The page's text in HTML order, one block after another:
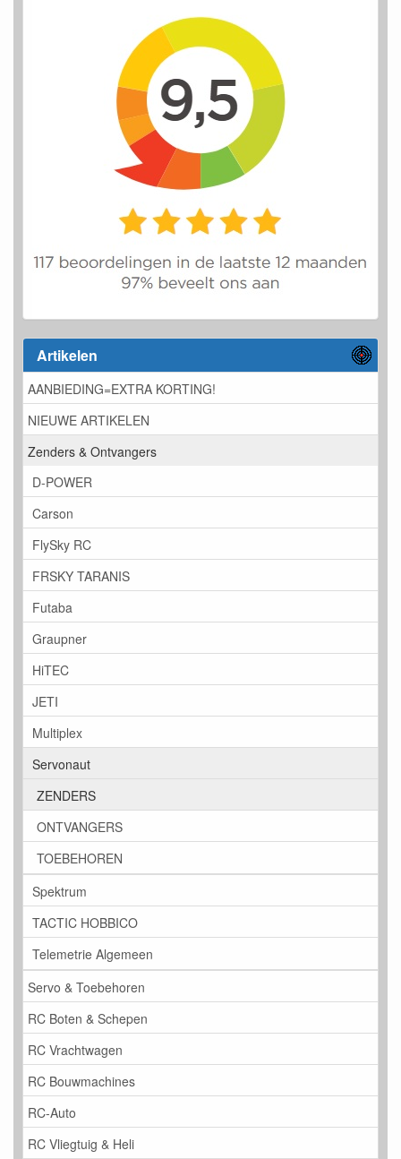
Artikelen
AANBIEDING=EXTRA KORTING!
NIEUWE ARTIKELEN
Zenders & Ontvangers
D-POWER
Carson
FlySky RC
FRSKY TARANIS
Futaba
Graupner
HiTEC
JETI
Multiplex
Servonaut
ZENDERS
ONTVANGERS
TOEBEHOREN
Spektrum
TACTIC HOBBICO
Telemetrie Algemeen
Servo & Toebehoren
RC Boten & Schepen
RC Vrachtwagen
RC Bouwmachines
RC-Auto
RC Vliegtuig & Heli